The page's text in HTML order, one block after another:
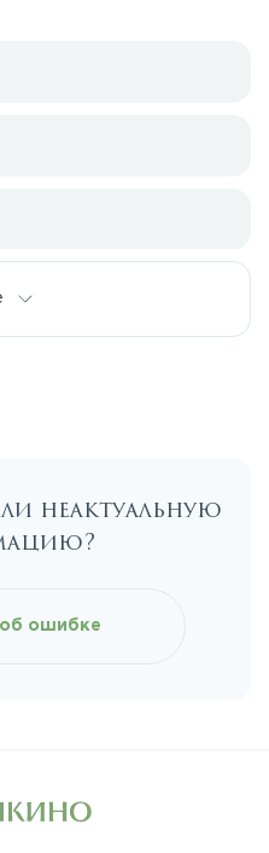
неактуальную
ошибке